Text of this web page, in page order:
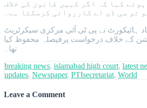
کہا کہ اگر کہیں قانون کی خلاف
ہائیکورٹ نے پی ٹی آئی مرکزی سیکرٹریٹ
کے خلاف درخواست پرفیصلہ محفوظ کیا
breaking news, islamabad high court, latest
updates, Newspaper, PTIsecretariat, World
Leave a Comment